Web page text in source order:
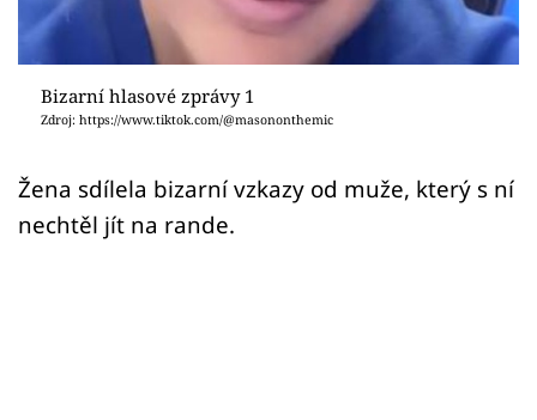
Sledujte prima+
Přihlášení
Sledujte nás
Bizarní hlasové zprávy 1
Zdroj: https://www.tiktok.com/@masononthemic
Žena sdílela bizarní vzkazy od muže, který s ní
nechtěl jít na rande.